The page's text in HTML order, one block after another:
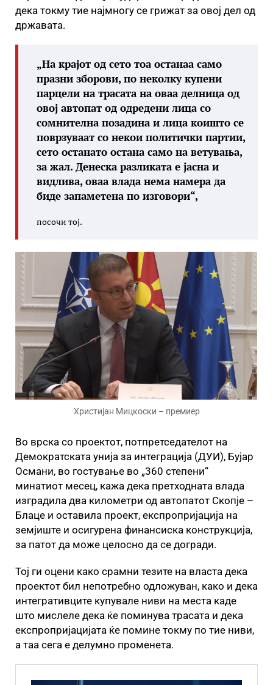
дека токму тие најмногу се грижат за овој дел од
државата.
„На крајот од сето тоа останаа само
празни зборови, по неколку купени
парцели на трасата на оваа делница од
овој автопат од одредени лица со
сомнителна позадина и лица коишто се
поврзуваат со некои политички партии,
сето останато остана само на ветувања,
за жал. Денеска разликата е јасна и
видлива, оваа влада нема намера да
биде запаметена по изговори“,
посочи тој.
Христијан Мицкоски – премиер
Во врска со проектот, потпретседателот на
Демократската унија за интеграција (ДУИ), Бујар
Османи, во гостување во „360 степени“
минатиот месец, кажа дека претходната влада
изградила два километри од автопатот Скопје –
Блаце и оставила проект, експропријација на
земјиште и осигурена финансиска конструкција,
за патот да може целосно да се догради.
Тој ги оцени како срамни тезите на власта дека
проектот бил непотребно одложуван, како и дека
интегративците купувале ниви на места каде
што мислеле дека ќе поминува трасата и дека
експропријацијата ќе помине токму по тие ниви,
а таа сега е делумно променета.